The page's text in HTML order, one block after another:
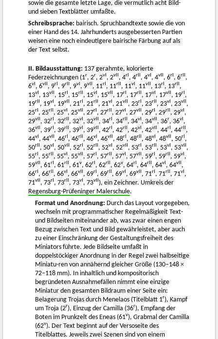
sowie die gesamte letzte Lage, die vermutlich acht Bild-
und sieben Textblätter umfaßte.
Schreibsprache: bairisch. Spruchbandtexte sowie die von
einer Hand des 14. Jahrhunderts ausgebesserten Partien
weisen eine noch eindeutigere bairische Färbung auf als
der Text selbst.
II. Bildausstattung: 137 gerahmte, kolorierte
Federzeichnungen (1r, 2r, 2vI, 2vII, 4rI, 4rII, 4vI, 4vII, 6rI, 6rII,
6vI, 6vII, 9rI, 9rII, 9vI, 9vII, 11rI, 11rII, 11vI, 11vII, 13rI, 13rII,
13vI, 13vII, 15rI, 15rII, 15vI, 15vII, 17rI, 17rII, 17vI, 17vII, 19rI,
19rII, 19vI, 19vII, 21rI, 21rII, 21vI, 21vII, 23rI, 23rII, 23vI, 23vII,
25rI, 25rII, 25vI, 25vII, 27rI, 27rII, 27vI, 27vII, 29rI, 29rII, 29vI,
29vII, 32rI, 32rII, 32vI, 32vII, 34rI, 34rII, 34vI, 34vII, 36r, 36vI,
36vII, 39rI, 39rII, 39vI, 39vII, 42rI, 42rII, 42vI, 42vII, 44rI, 44rII,
44vI, 44vII, 46rI, 46rII, 46vI, 46vII, 48rI, 48rII, 48vI, 48vII, 50rI,
50rII, 50vI, 50vII, 52rI, 52rII, 52vI, 52vII, 53rI, 53rII, 53vI, 53vII,
55rI, 55rII, 55vI, 55vII, 57rI, 57rII, 57vI, 57vII, 59rI, 59rII, 59vI,
59vII, 61rI, 61rII, 61v, 62rI, 62rII, 62v, 64rI, 64rII, 64vI, 64vII,
66rI, 66rII, 66vI, 66vII, 69rI, 69rII, 69vI, 69vII, 71rI, 71rII, 71vI,
71vII, 73rI, 73rII, 73vI, 73vII), ein Zeichner. Umkreis der
Regensburg-Prüfeninger Malerschule.
Format und Anordnung: Durch das Layout vorgegeben,
wechseln mit programmatischer Regelmäßigkeit Text-
und Bildseiten miteinander ab, was zwar einen engen
Bezug zwischen Text und Bild gewährleistet, aber auch
zu einer Einschränkung der Gestaltungsfreiheit des
Miniators führte. Jede Bildseite umfaßt in
doppelstöckiger Anordnung in der Regel zwei halbseitige
Miniatu-ren von annähernd gleicher Größe (130–148 ×
72–118 mm). In inhaltlich und kompositorisch
begründeten Ausnahmefällen nimmt eine einzige
Miniatur den gesamten Bildraum einer Seite ein:
Belagerung Trojas durch Menelaos (Titelblatt 1r), Kampf
um Troja (2r), Einzug der Camilla (36r), Empfang der
Boten im Prunkzelt des Eneas (61v), Grabmal der Camilla
(62v). Der Text beginnt auf der Versoseite des
Titelblattes. Jeweils zwei Szenen sind von einem